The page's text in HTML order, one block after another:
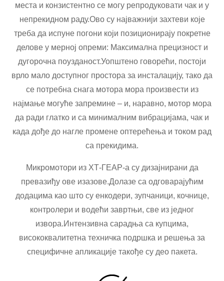
места и конзистентно се могу репродуковати чак и у
непрекидном раду.Ово су најважнији захтеви које
треба да испуне погони који позиционирају покретне
делове у мерној опреми: Максимална прецизност и
дугорочна поузданост.Уопштено говорећи, постоји
врло мало доступног простора за инсталацију, тако да
се потребна снага мотора мора произвести из
најмање могуће запремине – и, наравно, мотор мора
да ради глатко и са минималним вибрацијама, чак и
када дође до нагле промене оптерећења и током рад
са прекидима.
Микромотори из ХТ-ГЕАР-а су дизајнирани да
превазиђу ове изазове.Долазе са одговарајућим
додацима као што су енкодери, зупчаници, кочнице,
контролери и водећи завртњи, све из једног
извора.Интензивна сарадња са купцима,
висококвалитетна техничка подршка и решења за
специфичне апликације такође су део пакета.